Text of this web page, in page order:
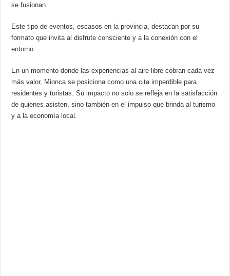
se fusionan.
Este tipo de eventos, escasos en la provincia, destacan por su
formato que invita al disfrute consciente y a la conexión con el
entorno.
En un momento donde las experiencias al aire libre cobran cada vez
más valor, Mionca se posiciona como una cita imperdible para
residentes y turistas. Su impacto no solo se refleja en la satisfacción
de quienes asisten, sino también en el impulso que brinda al turismo
y a la economía local.